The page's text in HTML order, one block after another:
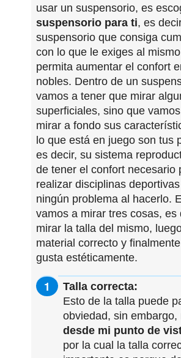
usar un suspensorio, es
suspensorio para ti, es
suspensorio que consiga
con lo que le exiges al
permita aumentar el confort
nobles. Dentro de un
vamos a tener que mirar
superficiales, sino que
mirar a fondo sus
lo que está en juego son tus
es decir, su sistema
de tener el confort necesario
realizar disciplinas
ningún problema al hacerlo.
vamos a mirar tres cosas, es
mirar la talla del mismo,
material correcto y
gusta estéticamente.
Talla correcta:
Esto de la talla puede
obviedad, sin embargo,
desde mi punto de
por la cual la talla